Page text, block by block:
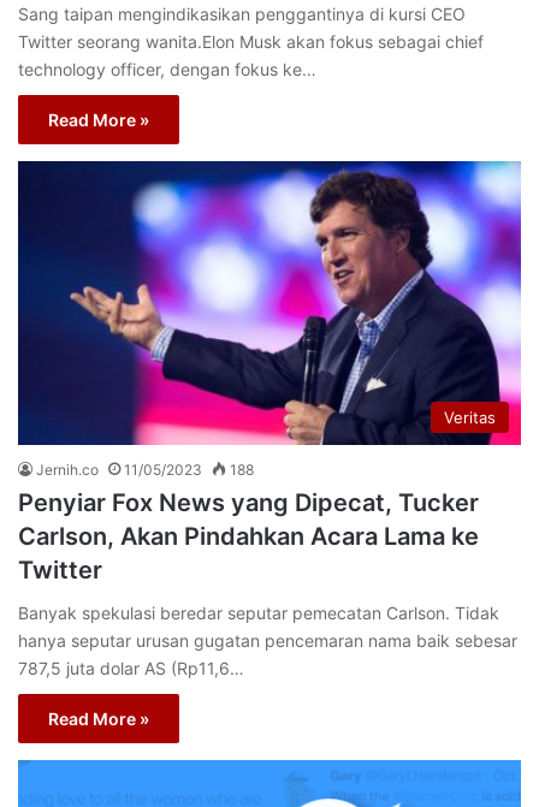
Sang taipan mengindikasikan penggantinya di kursi CEO
Twitter seorang wanita.Elon Musk akan fokus sebagai chief
technology officer, dengan fokus ke…
Read More »
Veritas
Jernih.co 11/05/2023 188
Penyiar Fox News yang Dipecat, Tucker
Carlson, Akan Pindahkan Acara Lama ke
Twitter
Banyak spekulasi beredar seputar pemecatan Carlson. Tidak
hanya seputar urusan gugatan pencemaran nama baik sebesar
787,5 juta dolar AS (Rp11,6…
Read More »